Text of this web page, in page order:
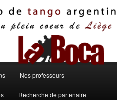
Nos professeurs
Recherche de partenaire